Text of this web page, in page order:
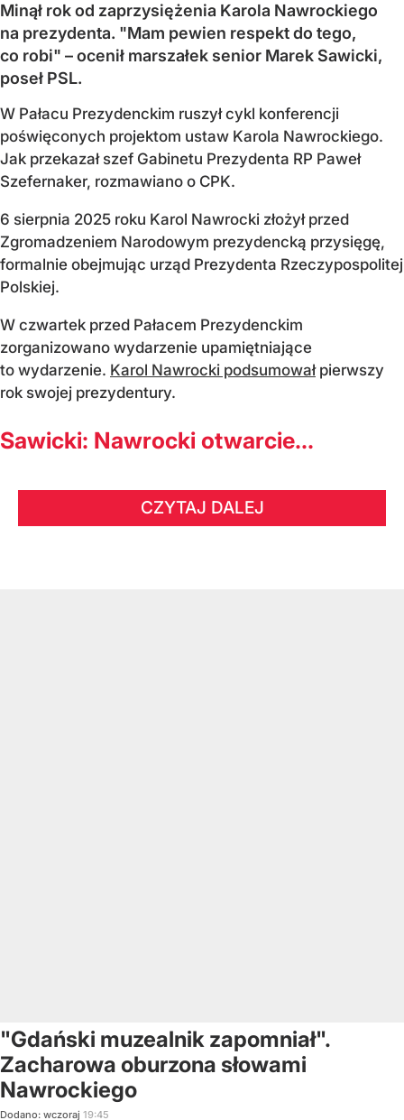
Minął rok od zaprzysiężenia Karola Nawrockiego
na prezydenta. "Mam pewien respekt do tego,
co robi" – ocenił marszałek senior Marek Sawicki,
poseł PSL.
W Pałacu Prezydenckim ruszył cykl konferencji
poświęconych projektom ustaw Karola Nawrockiego.
Jak przekazał szef Gabinetu Prezydenta RP Paweł
Szefernaker, rozmawiano o CPK.
6 sierpnia 2025 roku Karol Nawrocki złożył przed
Zgromadzeniem Narodowym prezydencką przysięgę,
formalnie obejmując urząd Prezydenta Rzeczypospolitej
Polskiej.
W czwartek przed Pałacem Prezydenckim
zorganizowano wydarzenie upamiętniające
to wydarzenie. Karol Nawrocki podsumowałpierwszy
rok swojej prezydentury.
Sawicki: Nawrocki otwarcie...
CZYTAJ DALEJ
"Gdański muzealnik zapomniał".
Zacharowa oburzona słowami
Nawrockiego
Dodano: wczoraj 19:45